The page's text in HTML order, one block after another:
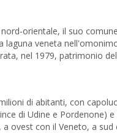
orientale, il suo
nel 1979, patrimonio
con capoluogo Trieste. Il Friuli-
e dalla Venezia Giulia (province di
ovest con il Veneto, a sud